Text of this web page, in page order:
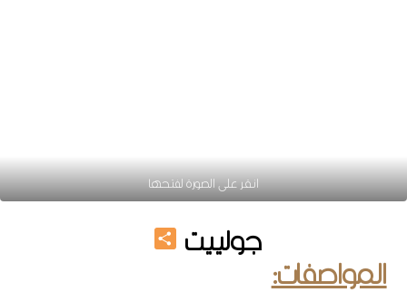
انقر على الصورة لفتحها
جولييت Share
المواصفات: